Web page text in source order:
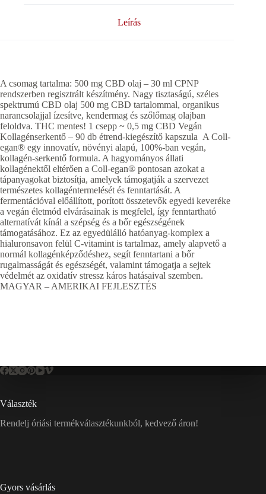
Leírás
A csomag tartalma: 500 mg CBD olaj – 30 ml CPNP
rendszerben regisztrált készítmény. Nagy tisztaságú, széles
spektrumú CBD olaj 500 mg CBD tartalommal, organikus
narancsolajjal ízesítve, kendermag és szőlőmag olajban
feloldva. THC mentes! 1 csepp ~ 0,5 mg CBD Vegán
Kollagénserkentő – 90 db étrend-kiegészítő kapszula A Coll-
egan® egy innovatív, növényi alapú, 100%-ban vegán,
kollagén-serkentő formula. A hagyományos állati
kollagénektől eltérően a Coll-egan® pontosan azokat a
tápanyagokat biztosítja, amelyek támogatják a szervezet
természetes kollagéntermelését és fenntartását. A
fermentációval előállított, porított összetevők egyedi keveréke
a vegán életmód elvárásainak is megfelel, így fenntartható
alternatívát kínál a szépség és a bőr egészségének
támogatásához. Ez az egyedülálló hatóanyag-komplex a
hialuronsavon felül C-vitamint is tartalmaz, amely alapvető a
normál kollagénképződéshez, segít fenntartani a bőr
rugalmasságát és egészségét, valamint támogatja a sejtek
védelmét az oxidatív stressz káros hatásaival szemben.
MAGYAR – AMERIKAI FEJLESZTÉS
Választék
Rendelj óriási termékválasztékunkból, kedvező áron!
Gyors vásárlás